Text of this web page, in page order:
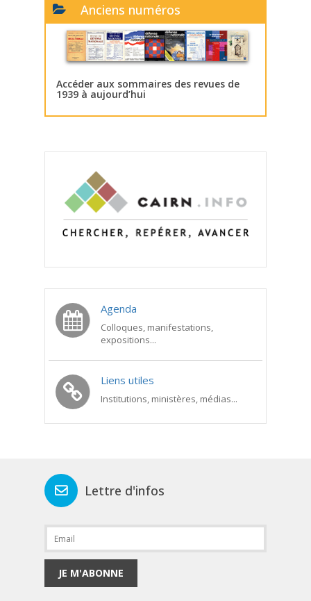
Anciens numéros
Accéder aux sommaires des revues de
1939 à aujourd’hui
Agenda
Colloques, manifestations,
expositions...
Liens utiles
Institutions, ministères, médias...
Lettre d'infos
JE M'ABONNE